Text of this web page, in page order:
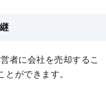
者に会社を売却するこ
とができます。